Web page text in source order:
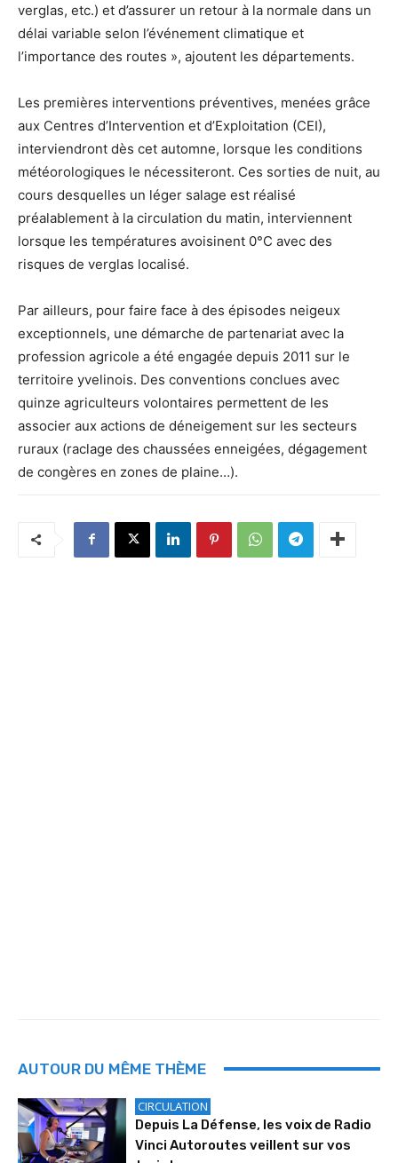
verglas, etc.) et d’assurer un retour à la normale dans un
délai variable selon l’événement climatique et
l’importance des routes », ajoutent les départements.
Les premières interventions préventives, menées grâce
aux Centres d’Intervention et d’Exploitation (CEI),
interviendront dès cet automne, lorsque les conditions
météorologiques le nécessiteront. Ces sorties de nuit, au
cours desquelles un léger salage est réalisé
préalablement à la circulation du matin, interviennent
lorsque les températures avoisinent 0°C avec des
risques de verglas localisé.
Par ailleurs, pour faire face à des épisodes neigeux
exceptionnels, une démarche de partenariat avec la
profession agricole a été engagée depuis 2011 sur le
territoire yvelinois. Des conventions conclues avec
quinze agriculteurs volontaires permettent de les
associer aux actions de déneigement sur les secteurs
ruraux (raclage des chaussées enneigées, dégagement
de congères en zones de plaine…).
AUTOUR DU MÊME THÈME
CIRCULATION
Depuis La Défense, les voix de Radio
Vinci Autoroutes veillent sur vos